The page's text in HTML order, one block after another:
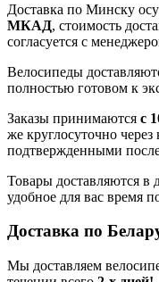
Доставка по Минску
МКАД, стоимость
согласуется с
Велосипеды
полностью готовом к
Заказы принимаются с
же круглосуточно
подтвержденными
Товары доставляются в
удобное для вас время
Доставка по
Мы доставляем